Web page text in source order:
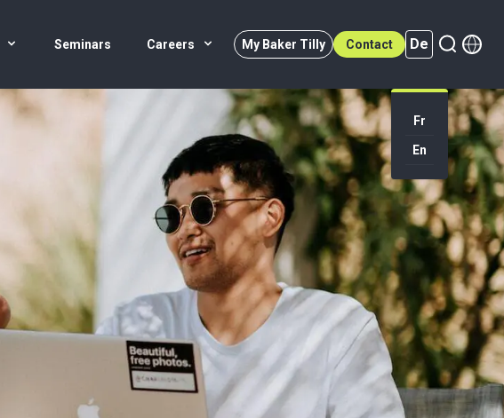
Seminars Careers My Baker Tilly Contact De
Fr
En
De (active)